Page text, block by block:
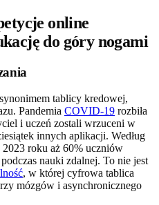
online
do góry nogami
tablicy kredowej,
Pandemia COVID-19 rozbiła
i uczeń zostali wrzuceni w
innych aplikacji. Według
roku aż 60% uczniów
nauki zdalnej. To nie jest
, w której cyfrowa tablica
mózgów i asynchronicznego